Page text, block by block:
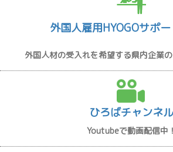
外国人雇用HYOGOサポ
外国人材の受入れを希望する県内企業
ひろばチャンネル
Youtubeで動画配信中！